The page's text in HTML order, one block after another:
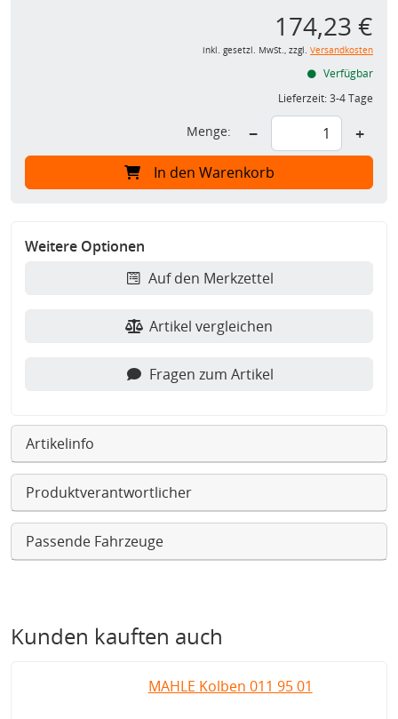
174,23 €
inkl. gesetzl. MwSt., zzgl. Versandkosten
Verfügbar
Lieferzeit:3-4 Tage
Menge: − +
In den Warenkorb
Weitere Optionen
Auf den Merkzettel
Artikel vergleichen
Fragen zum Artikel
Artikelinfo
Produktverantwortlicher
Passende Fahrzeuge
Kunden kauften auch
MAHLE Kolben 011 95 01